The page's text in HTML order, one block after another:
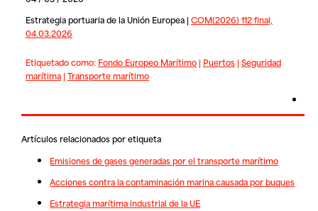
Estrategia portuaria de la Unión Europea | COM(2026) 112 final,
04.03.2026
Etiquetado como: Fondo Europeo Marítimo| Puertos| Seguridad
marítima| Transporte marítimo
Artículos relacionados por etiqueta
Emisiones de gases generadas por el transporte marítimo
Acciones contra la contaminación marina causada por buques
Estrategia marítima industrial de la UE